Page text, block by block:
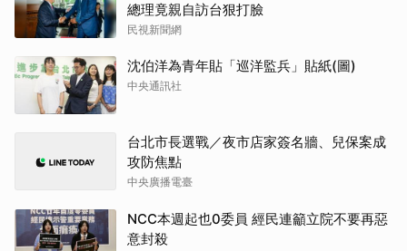
總理竟親自訪台狠打臉
民視新聞網
沈伯洋為青年貼「巡洋監兵」貼紙(圖)
中央通訊社
台北市長選戰／夜市店家簽名牆、兒保案成
攻防焦點
中央廣播電臺
NCC本週起也0委員 經民連籲立院不要再惡
意封殺